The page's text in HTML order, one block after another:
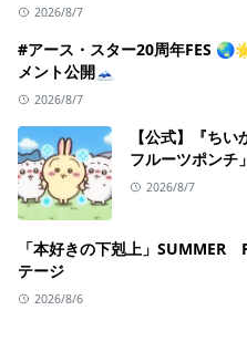
2026/8/7
#アース・スター20周年FES
メント公開🗻
2026/8/7
【公式】『ち
フルーツポンチ」
2026/8/7
「本好きの下剋上」
テージ
2026/8/6